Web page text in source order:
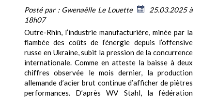
Posté par : Gwenaëlle Le Louette
25.03.2025 à
18h07
Outre-Rhin, l’industrie manufacturière, minée par la
flambée des coûts de l’énergie depuis l’offensive
russe en Ukraine, subit la pression de la concurrence
internationale. Comme en atteste la baisse à deux
chiffres observée le mois dernier, la production
allemande d’acier brut continue d’afficher de piètres
performances. D’après WV Stahl, la fédération